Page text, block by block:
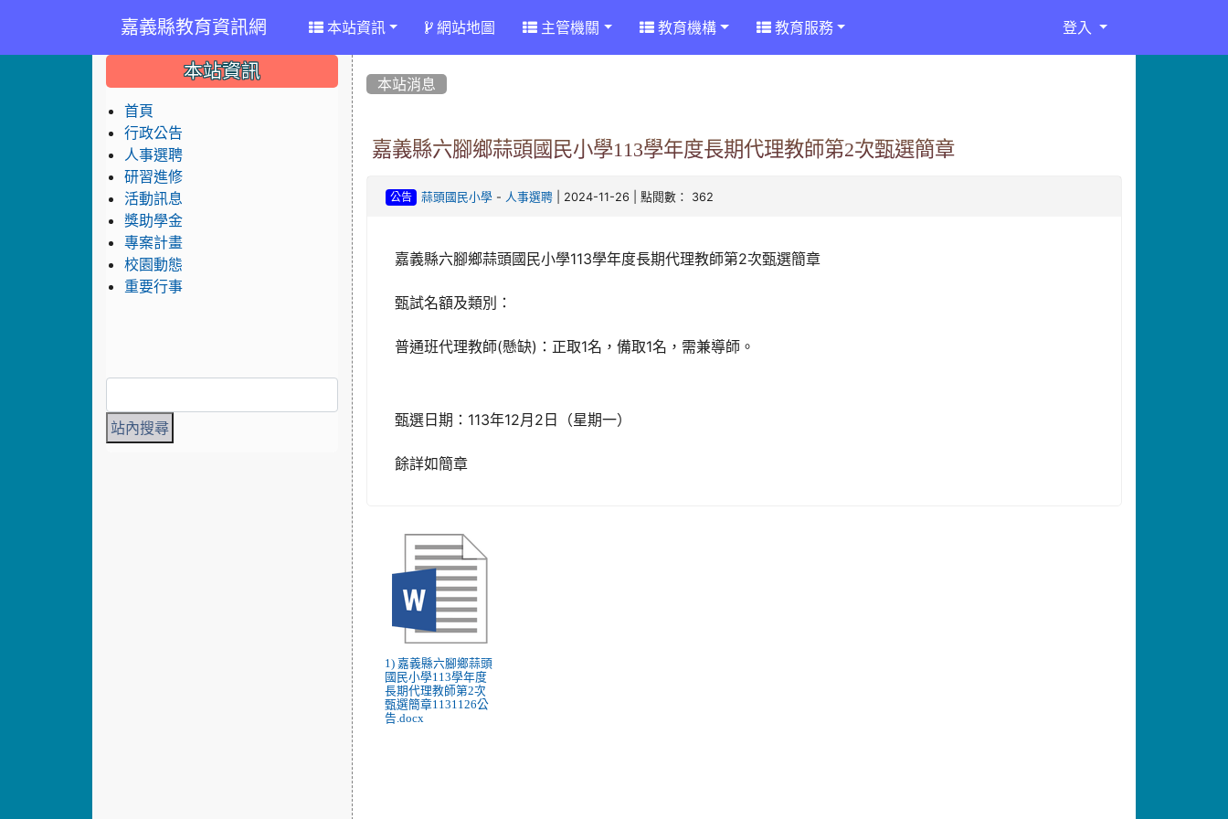
嘉義縣教育資訊網 本站資訊 網站地圖 主管機關 教育機構 教育服務 登入
本站消息
嘉義縣六腳鄉蒜頭國民小學113學年度長期代理教師第2次甄選簡章
公告 蒜頭國民小學 - 人事選聘 | 2024-11-26 | 點閱數： 362
嘉義縣六腳鄉蒜頭國民小學113學年度長期代理教師第2次甄選簡章
甄試名額及類別：
普通班代理教師(懸缺)：正取1名，備取1名，需兼導師。
甄選日期：113年12月2日（星期一）
餘詳如簡章
1) 嘉義縣六腳鄉蒜頭
國民小學113學年度
長期代理教師第2次
甄選簡章1131126公
告.docx
::: 本站資訊
首頁
行政公告
人事選聘
研習進修
活動訊息
獎助學金
專案計畫
校園動態
重要行事